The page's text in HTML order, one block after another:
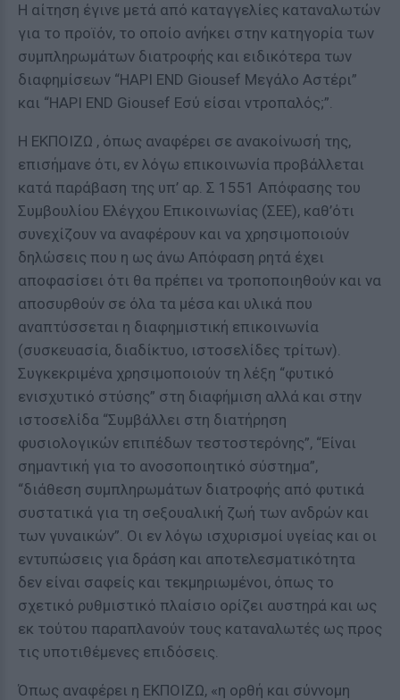
Η αίτηση έγινε μετά από καταγγελίες καταναλωτών
για το προϊόν, το οποίο ανήκει στην κατηγορία των
συμπληρωμάτων διατροφής και ειδικότερα των
διαφημίσεων “HAPI END Giousef Μεγάλο Αστέρι”
και “HAPI END Giousef Εσύ είσαι ντροπαλός;”.
Η ΕΚΠΟΙΖΩ , όπως αναφέρει σε ανακοίνωσή της,
επισήμανε ότι, εν λόγω επικοινωνία προβάλλεται
κατά παράβαση της υπ’ αρ. Σ 1551 Απόφασης του
Συμβουλίου Ελέγχου Επικοινωνίας (ΣΕΕ), καθ’ότι
συνεχίζουν να αναφέρουν και να χρησιμοποιούν
δηλώσεις που η ως άνω Απόφαση ρητά έχει
αποφασίσει ότι θα πρέπει να τροποποιηθούν και να
αποσυρθούν σε όλα τα μέσα και υλικά που
αναπτύσσεται η διαφημιστική επικοινωνία
(συσκευασία, διαδίκτυο, ιστοσελίδες τρίτων).
Συγκεκριμένα χρησιμοποιούν τη λέξη “φυτικό
ενισχυτικό στύσης” στη διαφήμιση αλλά και στην
ιστοσελίδα “Συμβάλλει στη διατήρηση
φυσιολογικών επιπέδων τεστοστερόνης”, “Είναι
σημαντική για το ανοσοποιητικό σύστημα”,
“διάθεση συμπληρωμάτων διατροφής από φυτικά
συστατικά για τη σeξουαλική ζωή των ανδρών και
των γυναικών”. Οι εν λόγω ισχυρισμοί υγείας και οι
εντυπώσεις για δράση και αποτελεσματικότητα
δεν είναι σαφείς και τεκμηριωμένοι, όπως το
σχετικό ρυθμιστικό πλαίσιο ορίζει αυστηρά και ως
εκ τούτου παραπλανούν τους καταναλωτές ως προς
τις υποτιθέμενες επιδόσεις.
Όπως αναφέρει η ΕΚΠΟΙΖΩ, «η ορθή και σύννομη